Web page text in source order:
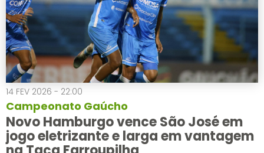
14 FEV 2026 - 22:00
Campeonato Gaúcho
Novo Hamburgo vence São José em
jogo eletrizante e larga em vantagem